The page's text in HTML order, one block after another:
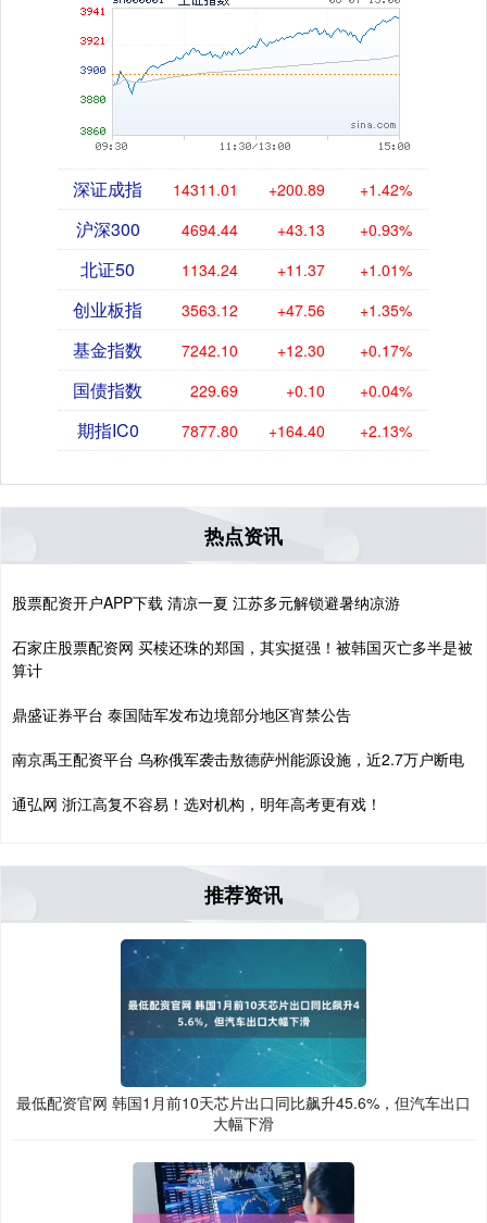
深证成指 14311.01 +200.89 +1.42%
沪深300 4694.44 +43.13 +0.93%
北证50 1134.24 +11.37 +1.01%
创业板指 3563.12 +47.56 +1.35%
基金指数 7242.10 +12.30 +0.17%
国债指数 229.69 +0.10 +0.04%
期指IC0 7877.80 +164.40 +2.13%
热点资讯
股票配资开户APP下载 清凉一夏 江苏多元解锁避暑纳凉游
石家庄股票配资网 买椟还珠的郑国，其实挺强！被韩国灭亡多半是被
算计
鼎盛证券平台 泰国陆军发布边境部分地区宵禁公告
南京禹王配资平台 乌称俄军袭击敖德萨州能源设施，近2.7万户断电
通弘网 浙江高复不容易！选对机构，明年高考更有戏！
推荐资讯
最低配资官网 韩国1月前10天芯片出口同比飙升45.6%，但汽车出口
大幅下滑